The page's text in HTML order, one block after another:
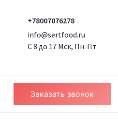
+78007076278
info@sertfood.ru
С 8 до 17 Мск, Пн-Пт
Заказать звонок